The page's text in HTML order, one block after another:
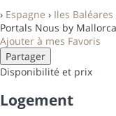
› Espagne › Iles Baléares
Portals Nous by
Ajouter à mes Favoris
Partager
Disponibilité et prix
Logement